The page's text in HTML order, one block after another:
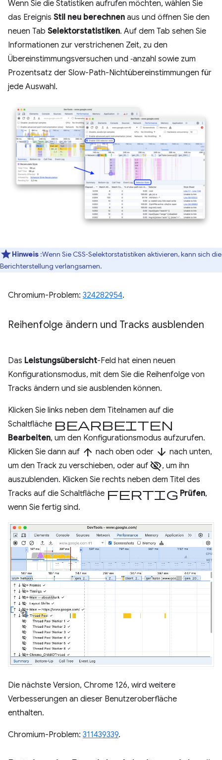
Wenn Sie die Statistiken aufrufen möchten, wählen Sie
das Ereignis Stil neu berechnen aus und öffnen Sie den
neuen Tab Selektorstatistiken. Auf dem Tab sehen Sie
Informationen zur verstrichenen Zeit, zu den
Übereinstimmungsversuchen und ‑anzahl sowie zum
Prozentsatz der Slow-Path-Nichtübereinstimmungen für
jede Auswahl.
Hinweis :Wenn Sie CSS‑Selektorstatistiken aktivieren, kann sich die
Berichterstellung verlangsamen.
Chromium-Problem: 324282954.
Reihenfolge ändern und Tracks ausblenden
Das Leistungsübersicht-Feld hat einen neuen
Konfigurationsmodus, mit dem Sie die Reihenfolge von
Tracks ändern und sie ausblenden können.
Klicken Sie links neben dem Titelnamen auf die
Schaltfläche Bearbeiten
Bearbeiten, um den Konfigurationsmodus aufzurufen.
Klicken Sie dann auf arrow_upward nach oben oder arrow_downward nach unten,
um den Track zu verschieben, oder auf visibility_off, um ihn
auszublenden. Klicken Sie rechts neben dem Titel des
Tracks auf die Schaltfläche Fertig Prüfen,
wenn Sie fertig sind.
Die nächste Version, Chrome 126, wird weitere
Verbesserungen an dieser Benutzeroberfläche
enthalten.
Chromium-Problem: 311439339.